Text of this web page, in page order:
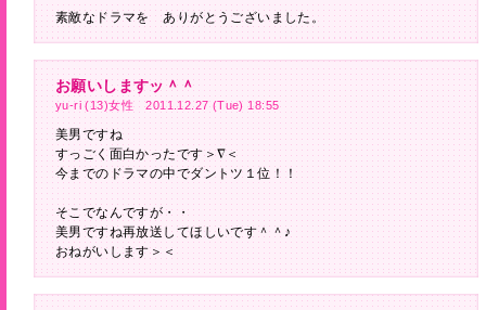
素敵なドラマを ありがとうございました。
お願いしますッ＾＾
yu-ri (13)女性 2011.12.27 (Tue) 18:55
美男ですね
すっごく面白かったです＞∇＜
今までのドラマの中でダントツ１位！！
そこでなんですが・・
美男ですね再放送してほしいです＾＾♪
おねがいします＞＜